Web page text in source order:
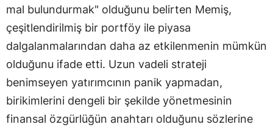
mal bulundurmak" olduğunu belirten Memiş,
çeşitlendirilmiş bir portföy ile piyasa
dalgalanmalarından daha az etkilenmenin mümkün
olduğunu ifade etti. Uzun vadeli strateji
benimseyen yatırımcının panik yapmadan,
birikimlerini dengeli bir şekilde yönetmesinin
finansal özgürlüğün anahtarı olduğunu sözlerine